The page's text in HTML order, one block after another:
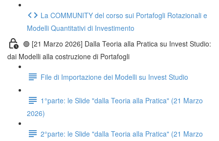
La COMMUNITY del corso sui Portafogli Rotazionali e
Modelli Quantitativi di Investimento
🟢 [21 Marzo 2026] Dalla Teoria alla Pratica su Invest Studio:
dai Modelli alla costruzione di Portafogli
File di Importazione dei Modelli su Invest Studio
1°parte: le Slide "dalla Teoria alla Pratica" (21 Marzo
2026)
2°parte: le Slide "dalla Teoria alla Pratica" (21 Marzo